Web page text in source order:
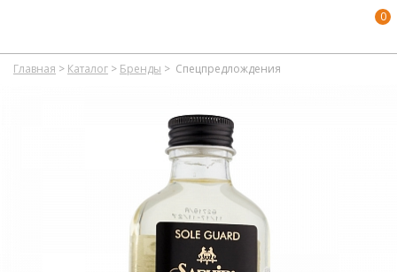
0
Главная > Каталог > Бренды > Спецпредлождения